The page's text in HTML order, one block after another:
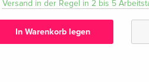
Versand in der Regel in 2 bis 5
In Warenkorb legen